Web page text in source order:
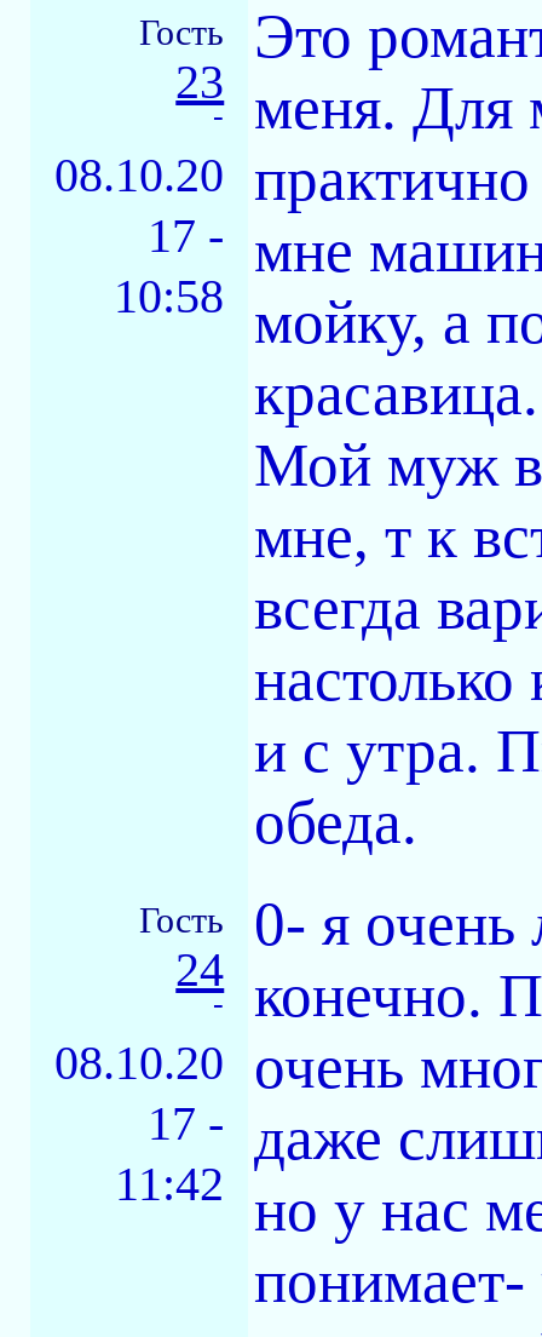
Гость
23
-
08.10.20
17 -
10:58
Это
меня. Для
мне
мойку, а
красавица.
Мой муж
мне, т к
всегда
и с утра.
обеда.
Гость
24
-
08.10.20
17 -
11:42
0- я
конечно.
очень
даже
но у нас
понимает-